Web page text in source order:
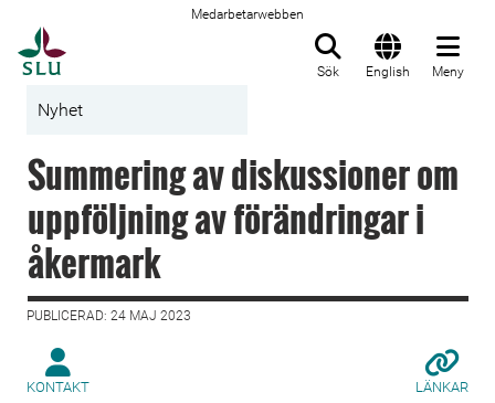
Medarbetarwebben
Sök English Meny
Nyhet
Summering av diskussioner om
uppföljning av förändringar i
åkermark
PUBLICERAD: 24 MAJ 2023
KONTAKT LÄNKAR